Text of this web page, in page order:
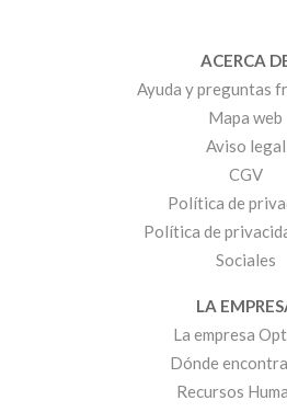
ACERCA
Ayuda y preguntas
Mapa web
Aviso legal
CGV
Política de
Política de
Sociales
LA
La empresa
Dónde
Recursos